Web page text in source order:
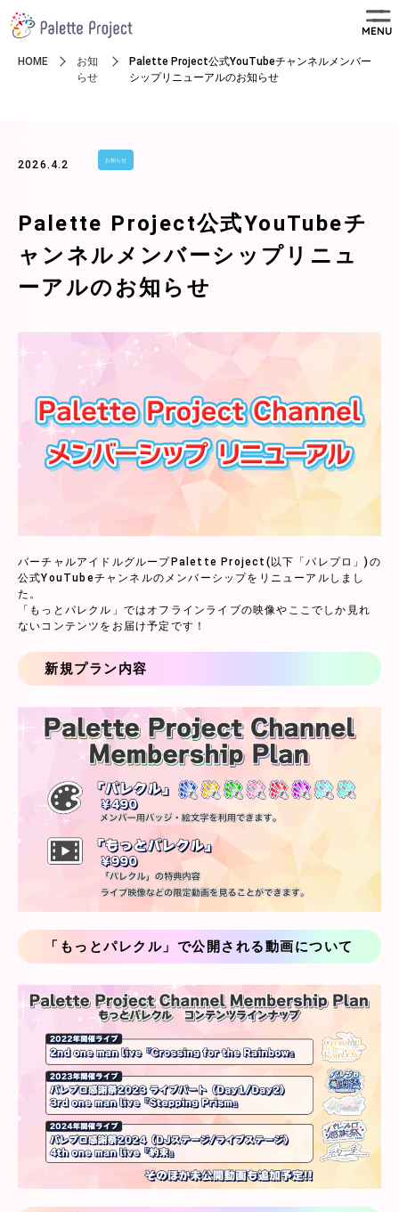
MENU
HOME
お知
らせ
Palette Project公式YouTubeチャンネルメンバー
シップリニューアルのお知らせ
2026.4.2 お知らせ
Palette Project公式YouTubeチ
ャンネルメンバーシップリニュ
ーアルのお知らせ
バーチャルアイドルグループPalette Project(以下「パレプロ」)の
公式YouTubeチャンネルのメンバーシップをリニューアルしまし
た。
「もっとパレクル」ではオフラインライブの映像やここでしか見れ
ないコンテンツをお届け予定です！
新規プラン内容
「もっとパレクル」で公開される動画について